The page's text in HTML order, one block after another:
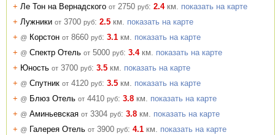
+ Ле Тон на Вернадского от 2750 руб: 2.4км. показать на карте
+ Лужники от 3700 руб: 2.5 км. показать на карте
+ @ Корстон от 8660 руб: 3.1 км. показать на карте
+ @ Спектр Отель от 5000 руб: 3.4км. показать на карте
+ Юность от 3700 руб: 3.5 км. показать на карте
+ @ Спутник от 4120 руб: 3.5 км. показать на карте
+ @ Блюз Отель от 4410 руб: 3.8 км. показать на карте
+ @ Аминьевская от 3304 руб: 3.8 км. показать на карте
+ @ Галерея Отель от 3900 руб: 4.1 км. показать на карте